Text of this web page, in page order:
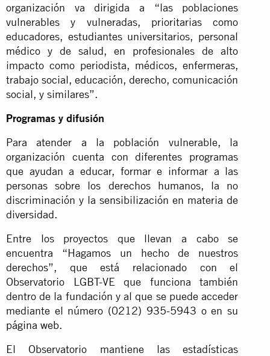
organización va dirigida a “las poblaciones
vulnerables y vulneradas, prioritarias como
educadores, estudiantes universitarios, personal
médico y de salud, en profesionales de alto
impacto como periodista, médicos, enfermeras,
trabajo social, educación, derecho, comunicación
social, y similares”.
Programas y difusión
Para atender a la población vulnerable, la
organización cuenta con diferentes programas
que ayudan a educar, formar e informar a las
personas sobre los derechos humanos, la no
discriminación y la sensibilización en materia de
diversidad.
Entre los proyectos que llevan a cabo se
encuentra “Hagamos un hecho de nuestros
derechos”, que está relacionado con el
Observatorio LGBT-VE que funciona también
dentro de la fundación y al que se puede acceder
mediante el número (0212) 935-5943 o en su
página web.
El Observatorio mantiene las estadísticas